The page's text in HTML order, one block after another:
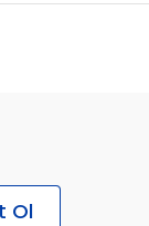
Ol